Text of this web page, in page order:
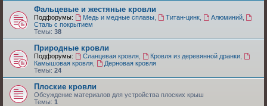
Фальцевые и жестяные кровли
Подфорумы: Медь и медные сплавы, Титан-цинк, Алюминий,
Сталь с покрытием
Темы: 38
Природные кровли
Подфорумы: Сланцевая кровля, Кровля из деревянной дранки,
Камышовая кровля
Дерновая кровля
Темы: 24
Плоские кровли
Обсуждение материалов для устройства плоских крыш
Темы: 1